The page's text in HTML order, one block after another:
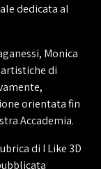
dedicata al
Monica
di
orientata fin
Accademia.
di I Like 3D